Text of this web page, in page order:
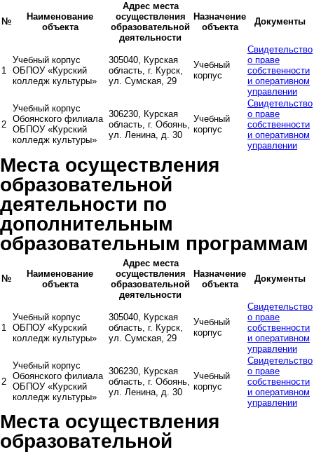
№
Наименование
объекта
Адрес места
осуществления
образовательной
деятельности
Назначение
объекта
Документы
1
Учебный корпус
ОБПОУ «Курский
колледж культуры»
305040, Курская
область, г. Курск,
ул. Сумская, 29
Учебный
корпус
Свидетельство
о праве
собственности
и оперативном
управлении
2
Учебный корпус
Обоянского филиала
ОБПОУ «Курский
колледж культуры»
306230, Курская
область, г. Обоянь,
ул. Ленина, д. 30
Учебный
корпус
Свидетельство
о праве
собственности
и оперативном
управлении
Места осуществления
образовательной
деятельности по
дополнительным
образовательным программам
№
Наименование
объекта
Адрес места
осуществления
образовательной
деятельности
Назначение
объекта
Документы
1
Учебный корпус
ОБПОУ «Курский
колледж культуры»
305040, Курская
область, г. Курск,
ул. Сумская, 29
Учебный
корпус
Свидетельство
о праве
собственности
и оперативном
управлении
2
Учебный корпус
Обоянского филиала
ОБПОУ «Курский
колледж культуры»
306230, Курская
область, г. Обоянь,
ул. Ленина, д. 30
Учебный
корпус
Свидетельство
о праве
собственности
и оперативном
управлении
Места осуществления
образовательной